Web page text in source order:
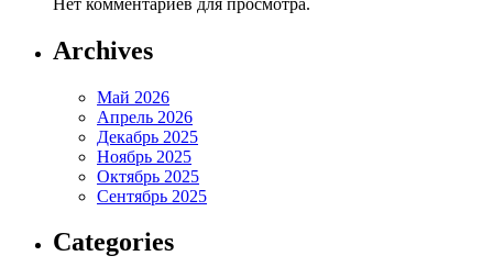
Archives
Май 2026
Апрель 2026
Декабрь 2025
Ноябрь 2025
Октябрь 2025
Сентябрь 2025
Categories